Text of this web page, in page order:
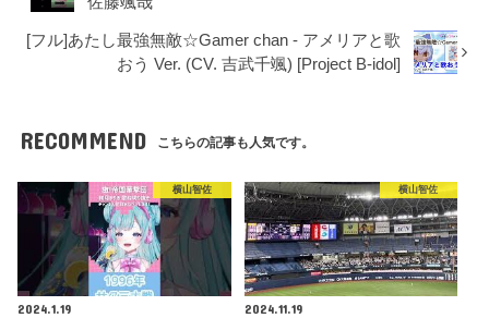
[フル]あたし最強無敵☆Gamer chan - アメリアと歌
おう Ver. (CV. 吉武千颯) [Project B-idol]
RECOMMEND こちらの記事も人気です。
横山智佐
2024.1.19
横山智佐
2024.11.19